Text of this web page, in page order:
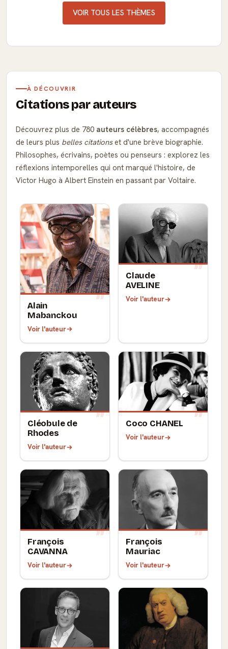
VOIR TOUS LES THÈMES
À DÉCOUVRIR
Citations par auteurs
Découvrez plus de 780 auteurs célèbres, accompagnés
de leurs plus belles citationset d'une brève biographie.
Philosophes, écrivains, poètes ou penseurs : explorez les
réflexions intemporelles qui ont marqué l'histoire, de
Victor Hugo à Albert Einstein en passant par Voltaire.
Alain
Mabanckou
Voir l'auteur
Claude
AVELINE
Voir l'auteur
Cléobule de
Rhodes
Voir l'auteur
Coco CHANEL
Voir l'auteur
François
CAVANNA
Voir l'auteur
François
Mauriac
Voir l'auteur